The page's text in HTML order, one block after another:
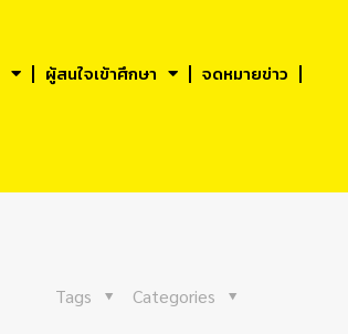
ผู้สนใจเข้าศึกษา
จดหมายข่าว
Categories
Tags